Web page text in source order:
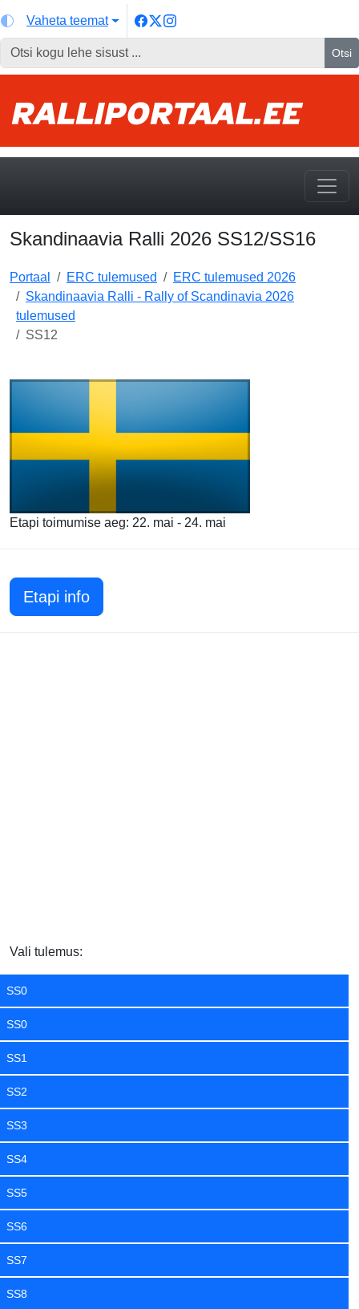
Vaheta teemat
Otsi
Skandinaavia Ralli 2026 SS12/SS16
Portaal ERC tulemused
ERC tulemused 2026
Skandinaavia Ralli - Rally of Scandinavia 2026
tulemused
SS12
Etapi toimumise aeg: 22. mai - 24. mai
Etapi info
Vali tulemus:
SS0
SS0
SS1
SS2
SS3
SS4
SS5
SS6
SS7
SS8